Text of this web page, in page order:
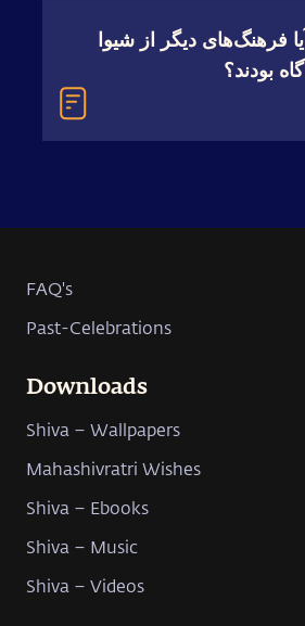
‫‫‫‫‫‫‫‫‫‫‫‫آیا فرهنگ‌های دیگر از شیوا
آگاه بودند؟
FAQ's
Past-Celebrations
Downloads
Shiva – Wallpapers
Mahashivratri Wishes
Shiva – Ebooks
Shiva – Music
Shiva – Videos